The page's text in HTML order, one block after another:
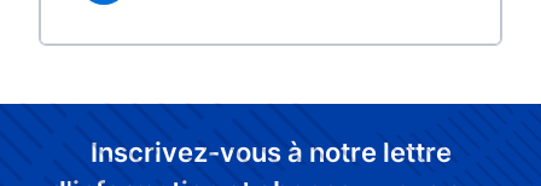
Inscrivez-vous à notre lettre